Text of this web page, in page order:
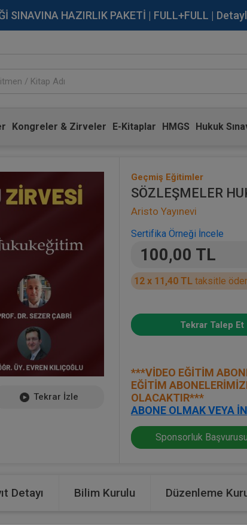
SINAVINA HAZIRLIK PAKETİ | FULL+FULL |
Kongreler & Zirveler E-Kitaplar HMGS Hukuk
Tekrar İzle
Geçmiş Eğitimler
SÖZLEŞMELER
Aristo Yayınevi
Sertifika Örneği İncele
100,00 TL
12 x 11,40 TL taksitle
Tekrar Talep Et
***VİDEO EĞİTİM
EĞİTİM
OLACAKTIR***
ABONE OLMAK VEYA
Sponsorluk
Detayı Bilim Kurulu Düzenleme